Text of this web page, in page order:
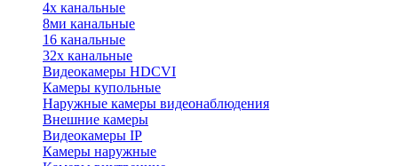
4х канальные
8ми канальные
16 канальные
32x канальные
Видеокамеры HDCVI
Камеры купольные
Наружные камеры видеонаблюдения
Внешние камеры
Видеокамеры IP
Камеры наружные